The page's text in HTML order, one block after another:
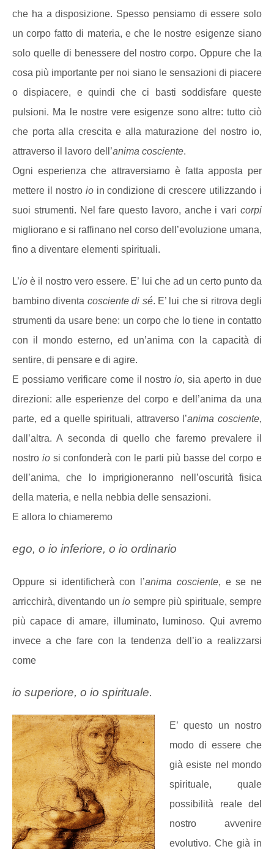
che ha a disposizione. Spesso pensiamo di essere solo
un corpo fatto di materia, e che le nostre esigenze siano
solo quelle di benessere del nostro corpo. Oppure che la
cosa più importante per noi siano le sensazioni di piacere
o dispiacere, e quindi che ci basti soddisfare queste
pulsioni. Ma le nostre vere esigenze sono altre: tutto ciò
che porta alla crescita e alla maturazione del nostro io,
attraverso il lavoro dell’anima cosciente.
Ogni esperienza che attraversiamo è fatta apposta per
mettere il nostro ioin condizione di crescere utilizzando i
suoi strumenti. Nel fare questo lavoro, anche i vari corpi
migliorano e si raffinano nel corso dell’evoluzione umana,
fino a diventare elementi spirituali.
L’io è il nostro vero essere. E’ lui che ad un certo punto da
bambino diventa cosciente di sé. E’ lui che si ritrova degli
strumenti da usare bene: un corpo che lo tiene in contatto
con il mondo esterno, ed un’anima con la capacità di
sentire, di pensare e di agire.
E possiamo verificare come il nostro io, sia aperto in due
direzioni: alle esperienze del corpo e dell’anima da una
parte, ed a quelle spirituali, attraverso l’anima cosciente,
dall’altra. A seconda di quello che faremo prevalere il
nostro iosi confonderà con le parti più basse del corpo e
dell’anima, che lo imprigioneranno nell’oscurità fisica
della materia, e nella nebbia delle sensazioni.
E allora lo chiameremo
ego, o io inferiore, o io ordinario
Oppure si identificherà con l’anima cosciente, e se ne
arricchirà, diventando unio sempre più spirituale, sempre
più capace di amare, illuminato, luminoso. Qui avremo
invece a che fare con la tendenza dell’io a realizzarsi
come
io superiore, o io spirituale.
E’ questo un nostro
modo di essere che
già esiste nel mondo
spirituale, quale
possibilità reale del
nostro avvenire
evolutivo. Che già in